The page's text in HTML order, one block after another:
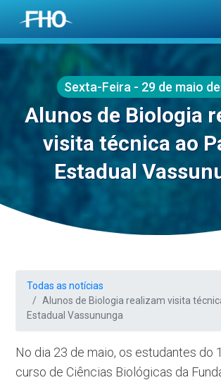
Sexta-Feira - 29 de maio
Alunos de Biologia
visita técnica ao
Estadual
Todas as notícias
Alunos de Biologia realizam visita
Estadual Vassununga
No dia 23 de maio, os estudantes do
curso de Ciências Biológicas da